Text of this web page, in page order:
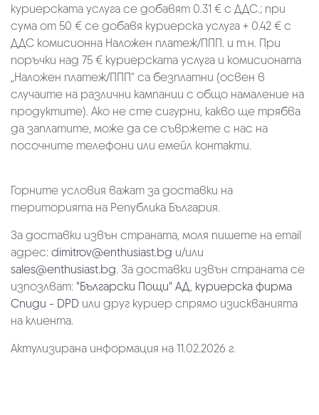
куриерската услуга се добавят 0.31 € с ДДС.; при
сума от 50 € се добавя куриерска услуга + 0.42 € с
ДДС комисионна Наложен платеж/ППП. и т.н. При
поръчки над 75 € куриерската услуга и комисионата
„Наложен платеж/ППП“ са безплатни (освен в
случаите на различни кампании с общо намаление на
продуктите). Ако не сте сигурни, какво ще трябва
да заплатите, може да се съвржете с нас на
посочните телефони или емейл контакти.
Горните условия важат за доставки на
територията на Република България.
За доставки извън страната, моля пишете на email
адрес: dimitrov@enthusiast.bg и/или
sales@enthusiast.bg. За доставки извън страната се
изпозлват: "Български Пощи" АД, куриерска фирма
Спиди - DPD или друг куриер спрямо изискванията
на клиента.
Актулизирана информация на 11.02.2026 г.